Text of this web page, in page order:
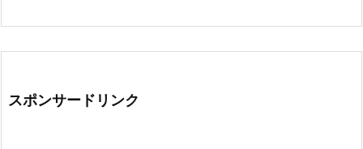
スポンサードリンク